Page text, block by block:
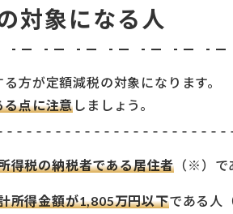
対象になる人
方が定額減税の対象になります。
る点に注意 しましょう。
得税の納税者である居住者 （※）で
所得金額が1,805万円以下である人